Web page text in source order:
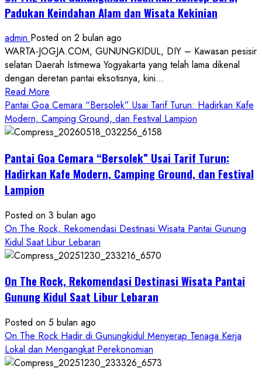
Padukan Keindahan Alam dan Wisata Kekinian
admin Posted on 2 bulan ago
WARTA-JOGJA.COM, GUNUNGKIDUL, DIY – Kawasan pesisir
selatan Daerah Istimewa Yogyakarta yang telah lama dikenal
dengan deretan pantai eksotisnya, kini...
Read More
more
about
ON
ROCK
Gunungkidul
Baru,
Padukan
Keindahan
Alam
Wisata
Kekinian
Pantai Goa Cemara “Bersolek” Usai Tarif Turun: Hadirkan Kafe
Modern, Camping Ground, dan Festival Lampion
Pantai Goa Cemara “Bersolek” Usai Tarif Turun:
Hadirkan Kafe Modern, Camping Ground, dan Festival
Lampion
Posted on 3 bulan ago
On The Rock, Rekomendasi Destinasi Wisata Pantai Gunung
Kidul Saat Libur Lebaran
On The Rock, Rekomendasi Destinasi Wisata Pantai
Gunung Kidul Saat Libur Lebaran
Posted on 5 bulan ago
On The Rock Hadir di Gunungkidul Menyerap Tenaga Kerja
Lokal dan Mengangkat Perekonomian